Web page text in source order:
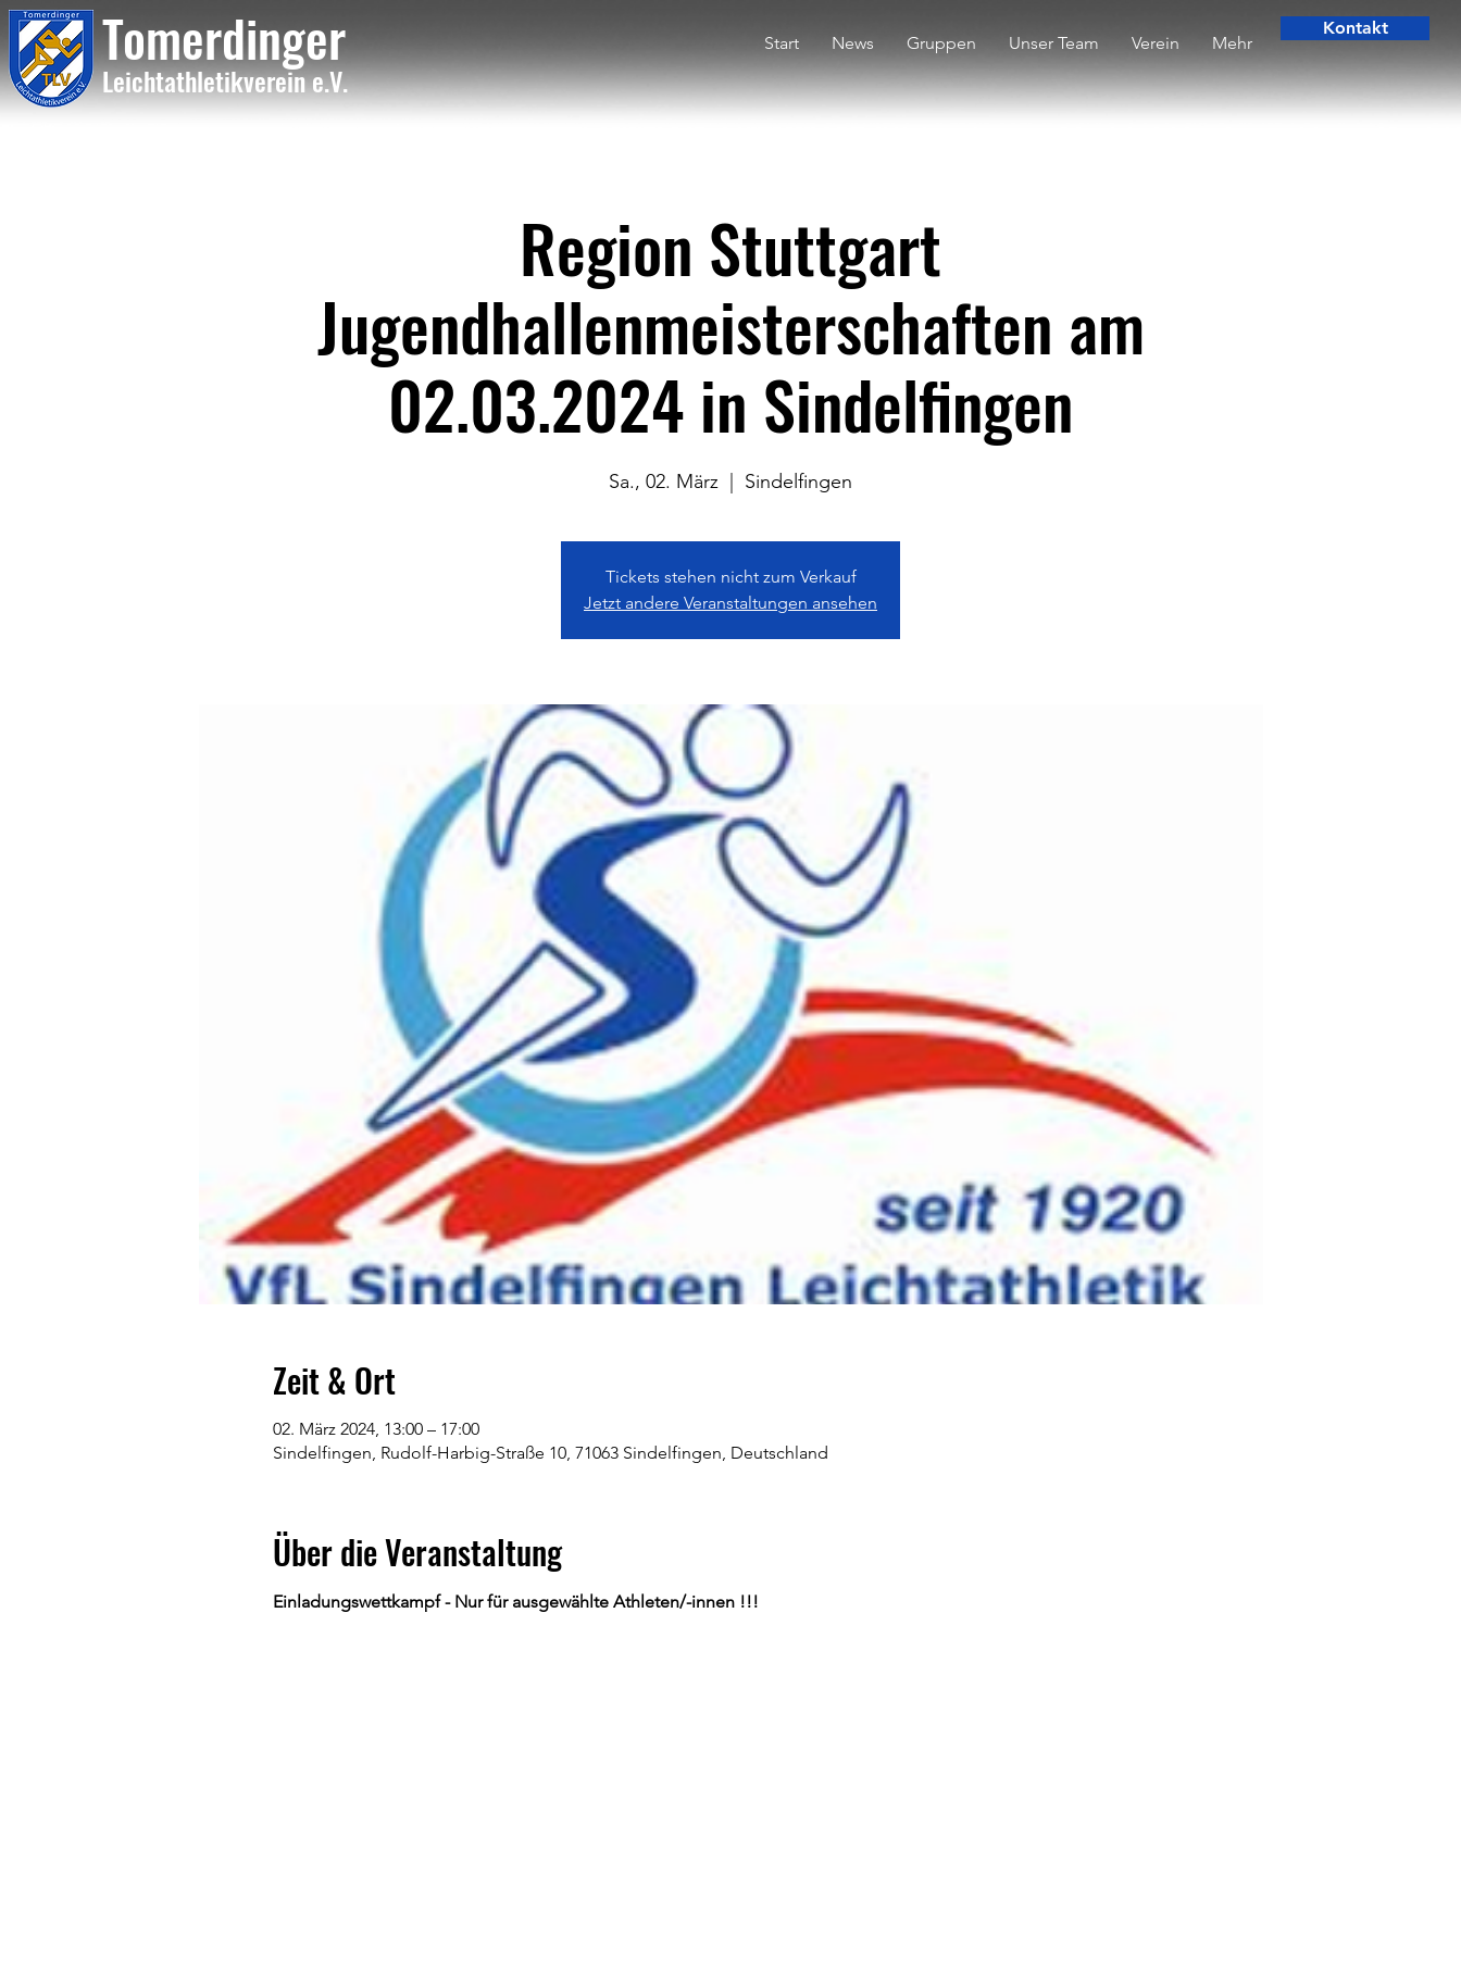
Tomerdinger
Leichtathletikvereine.V.
Start News Gruppen Unser Team Verein Mehr
Kontakt
Region Stuttgart
Jugendhallenmeisterschaften am
02.03.2024 in Sindelfingen
Sa., 02. März Sindelfingen
Tickets stehen nicht zum Verkauf
Jetzt andere Veranstaltungen ansehen
Zeit & Ort
02. März 2024, 13:00 – 17:00
Sindelfingen, Rudolf-Harbig-Straße 10, 71063 Sindelfingen, Deutschland
Über die Veranstaltung
Einladungswettkampf - Nur für ausgewählte Athleten/-innen !!!